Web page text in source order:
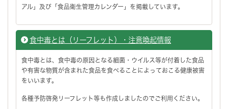
アル」及び「食品衛生管理カレンダー」を掲載しています。
食中毒とは（リーフレット）・注意喚起情報
食中毒とは、食中毒の原因となる細菌・ウイルス等が付着した食品
や有害な物質が含まれた食品を食べることによっておこる健康被害
をいいます。
各種予防啓発リーフレット等も作成しましたのでご利用ください。